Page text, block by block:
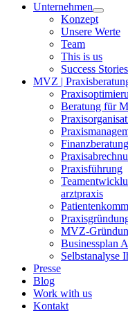
Unter­nehmen
Konzept
Unsere Werte
Team
This is us
Success Stories
MVZ |
Beratung für
Praxis­füh­rung
arzt­praxis
MVZ-
Busi­ness­plan
Selbst­ana­lyse
Presse
Blog
Work with us
Kontakt